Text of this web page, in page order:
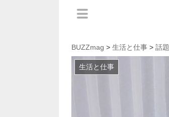
BUZZmag > 生活と仕事 > 話題
生活と仕事